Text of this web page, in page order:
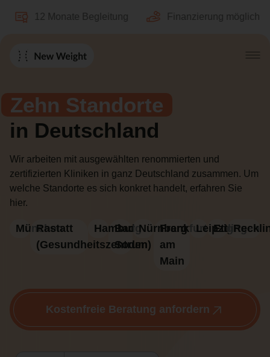
12 Monate Begleitung Finanzierung möglich
Zehn Standorte
in Deutschland
Wir arbeiten mit ausgewählten renommierten und
zertifizierten Kliniken in ganz Deutschland zusammen. Um
welche Standorte es sich konkret handelt, erfahren Sie
hier.
Bad
Soden
Ettlingen
Frankfurt
am
Main
Hamburg Leipzig
München Nürnberg
Rastatt
(Gesundheitszentrum)
Kostenfreie Beratung anfordern